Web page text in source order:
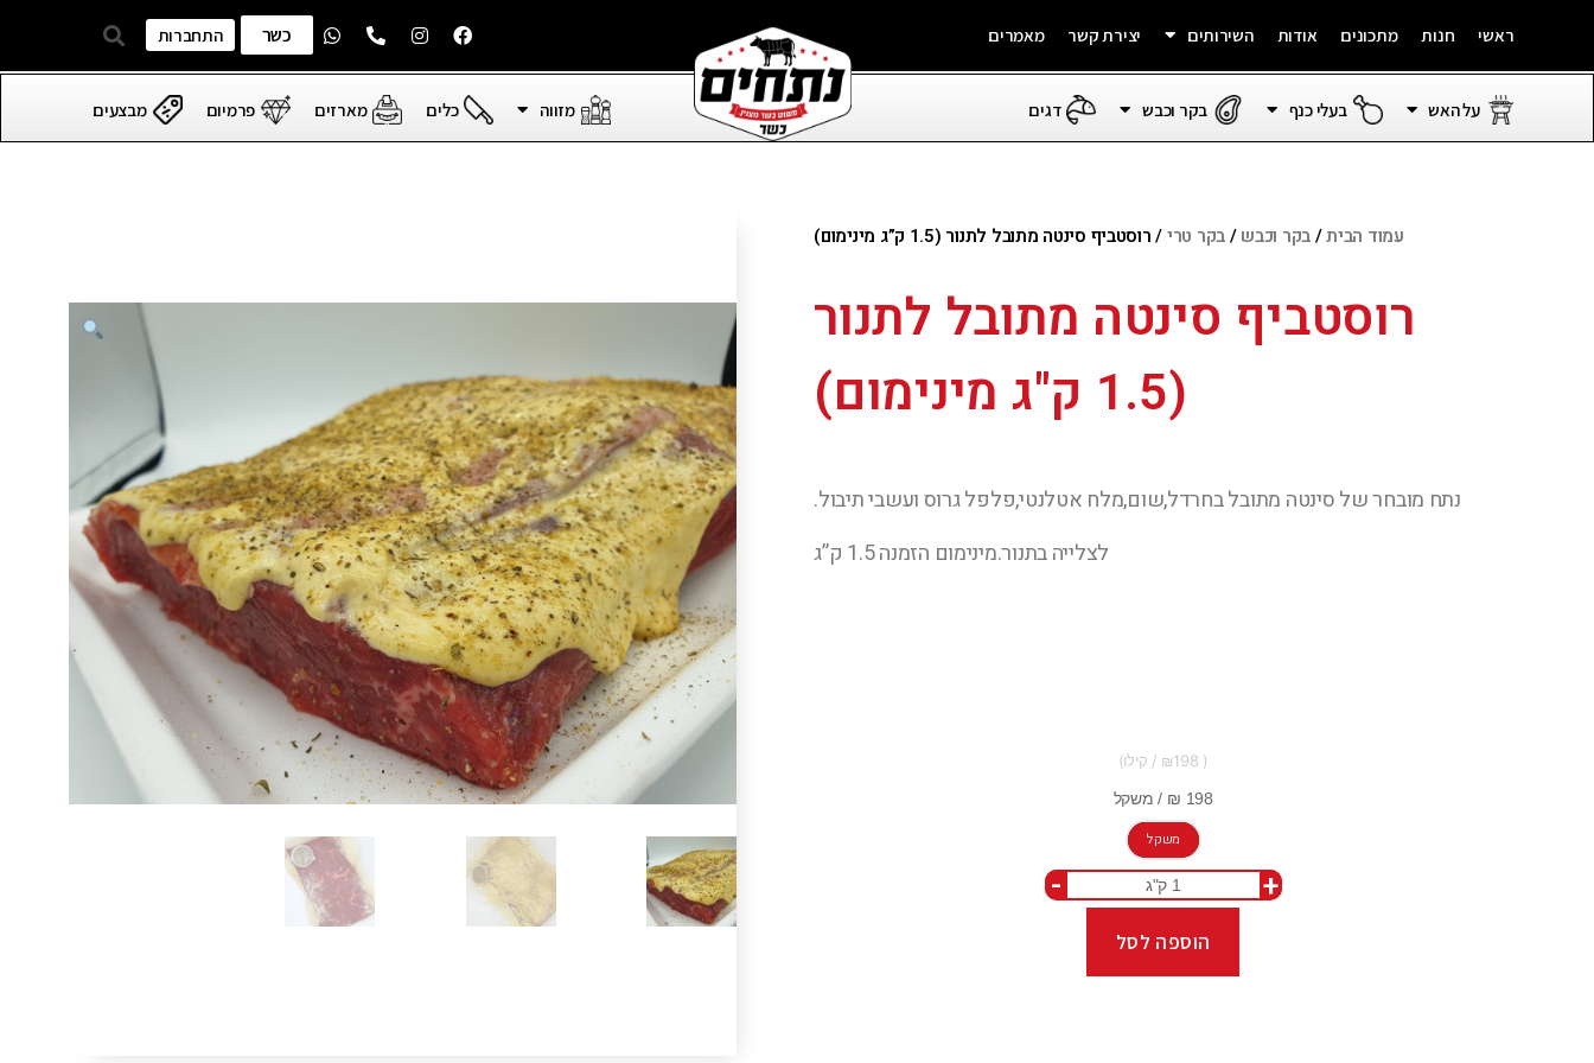
ראשי חנות מתכונים אודות השירותים יצירת קשר מאמרים כשר התחברות
על האש בעלי כנף בקר וכבש דגים מזווה כלים מארזים פרמיום מבצעים
עמוד הבית/בקר וכבש/בקר טרי/ רוסטביף סינטה מתובל לתנור (1.5 ק”ג מינימום)
רוסטביף סינטה מתובל לתנור
(1.5 ק"ג מינימום)
נתח מובחר של סינטה מתובל בחרדל,שום,מלח אטלנטי,פלפל גרוס ועשבי תיבול.
לצלייה בתנור.מינימום הזמנה 1.5 ק”ג
198
משקל
+
-
הוספה לסל